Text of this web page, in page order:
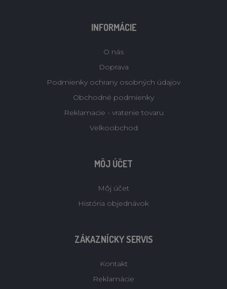
INFORMÁCIE
O nás
Doprava
Podmienky ochrany osobných údajov
Obchodné podmienky
Reklamacie - vratenie tovaru
Velkoobchod
MÔJ ÚČET
Môj účet
História objednávok
ZÁKAZNÍCKY SERVIS
Kontakt
Reklamácie